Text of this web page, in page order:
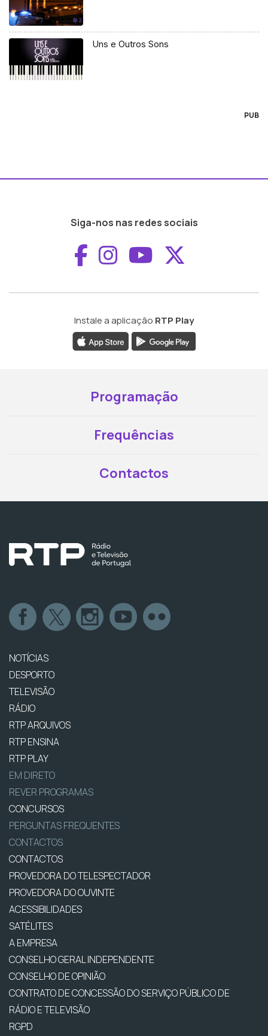
Uns e Outros Sons
PUB
Siga-nos nas redes sociais
Aceder ao
Aceder ao
Aceder ao
Instale a aplicação RTP Play
Programação
Frequências
Contactos
NOTÍCIAS
DESPORTO
TELEVISÃO
RÁDIO
RTP ARQUIVOS
RTP ENSINA
RTP PLAY
EM DIRETO
REVER PROGRAMAS
CONCURSOS
PERGUNTAS FREQUENTES
CONTACTOS
CONTACTOS
PROVEDORA DO TELESPECTADOR
PROVEDORA DO OUVINTE
ACESSIBILIDADES
SATÉLITES
A EMPRESA
CONSELHO GERAL INDEPENDENTE
CONSELHO DE OPINIÃO
CONTRATO DE CONCESSÃO DO SERVIÇO PÚBLICO DE
RÁDIO E TELEVISÃO
RGPD